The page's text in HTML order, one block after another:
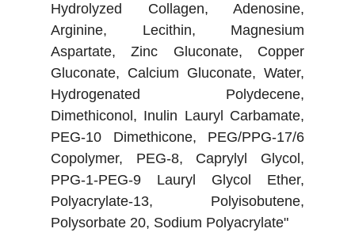
Hydrolyzed Collagen, Adenosine,
Arginine, Lecithin, Magnesium
Aspartate, Zinc Gluconate, Copper
Gluconate, Calcium Gluconate, Water,
Hydrogenated Polydecene,
Dimethiconol, Inulin Lauryl Carbamate,
PEG-10 Dimethicone, PEG/PPG-17/6
Copolymer, PEG-8, Caprylyl Glycol,
PPG-1-PEG-9 Lauryl Glycol Ether,
Polyacrylate-13, Polyisobutene,
Polysorbate 20, Sodium Polyacrylate"